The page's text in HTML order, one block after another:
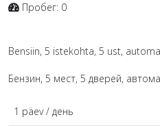
Пробег: 0
Bensiin, 5 istekohta, 5 ust,
Бензин, 5 мест, 5 дверей,
1 päev / день